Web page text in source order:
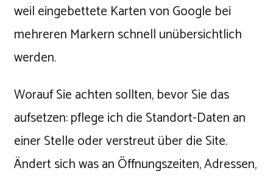
weil eingebettete Karten von Google bei
mehreren Markern schnell unübersichtlich
werden.
Worauf Sie achten sollten, bevor Sie das
aufsetzen: pflege ich die Standort-Daten an
einer Stelle oder verstreut über die Site.
Ändert sich was an Öffnungszeiten, Adressen,